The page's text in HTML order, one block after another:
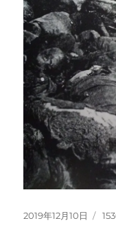
投
2019年12月10日
フ